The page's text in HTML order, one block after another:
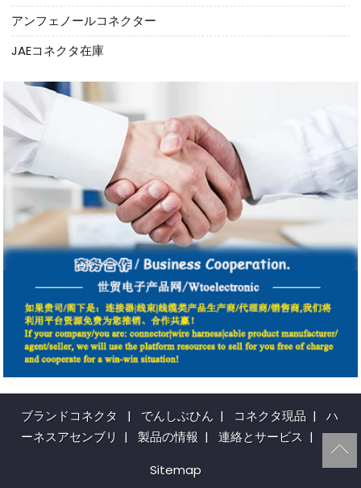
アンフェノールコネクター
JAEコネクタ在庫
ブランドコネクタ | でんしぶひん | コネクタ現品 |
ハ
ーネスアセンブリ | 製品の情報 | 連絡とサービス |
Sitemap